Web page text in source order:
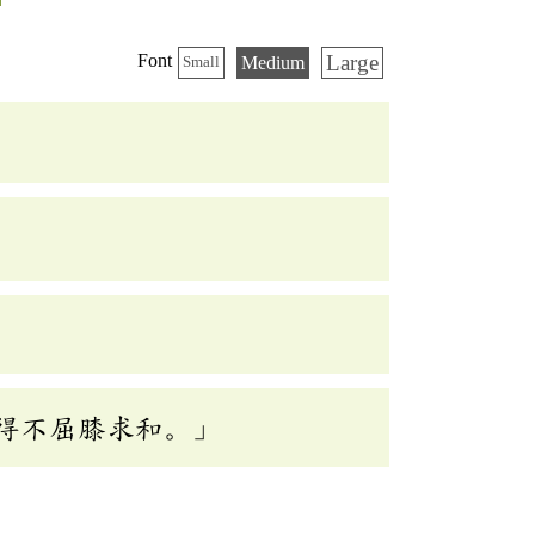
Font Small Medium Large
屈膝求和。」